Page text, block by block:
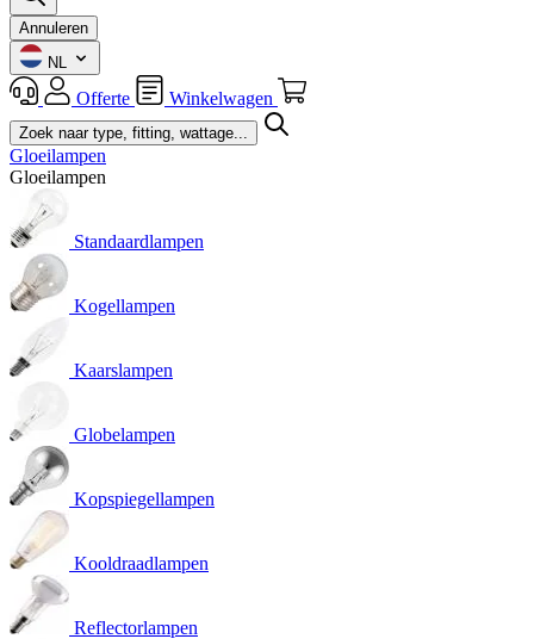
Annuleren
NL
Offerte Winkelwagen
Gloeilampen
Gloeilampen
Standaardlampen
Kogellampen
Kaarslampen
Globelampen
Kopspiegellampen
Kooldraadlampen
Reflectorlampen